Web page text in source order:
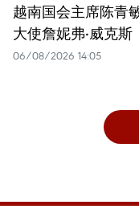
越南国会主席陈青
大使詹妮弗·威克斯
06/08/2026 14:05